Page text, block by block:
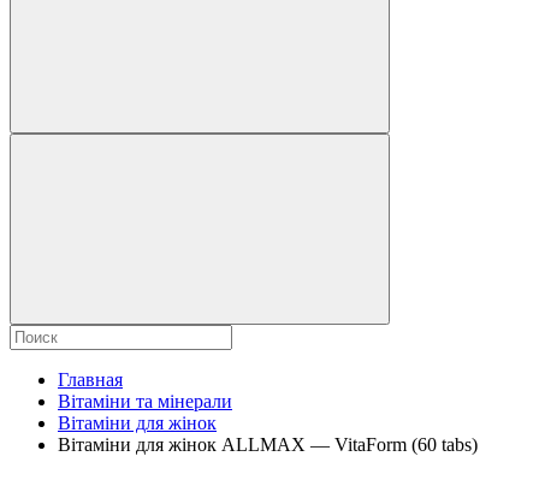
Главная
Вітаміни та мінерали
Вітаміни для жінок
Вітаміни для жінок ALLMAX — VitaForm (60 tabs)